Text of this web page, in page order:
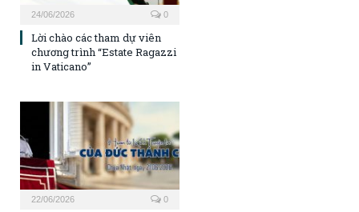
24/06/2026 0
Lời chào các tham dự viên
chương trình “Estate Ragazzi
in Vaticano”
22/06/2026 0